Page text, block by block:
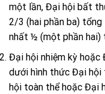
một lần, Đại hội bất
2/3 (hai phần ba) tổng
nhất ½ (một phần hai)
Đại hội nhiệm kỳ
dưới hình thức Đại hội
hội toàn thể hoặc Đại